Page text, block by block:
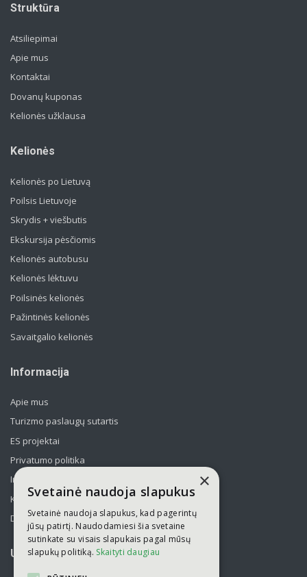
Struktūra
Atsiliepimai
Apie mus
Kontaktai
Dovanų kuponas
Kelionės užklausa
Kelionės
Kelionės po Lietuvą
Poilsis Lietuvoje
Skrydis + viešbutis
Ekskursija pėsčiomis
Kelionės autobusu
Kelionės lėktuvu
Poilsinės kelionės
Pažintinės kelionės
Savaitgalio kelionės
Informacija
Apie mus
Turizmo paslaugų sutartis
ES projektai
Privatumo politika
Informavimas apie asmens duomenų tvarkymą
Kelionės kolektyvams po Lietuvą
Draudimas
UAB „Kelionių laikas“
×
Svetainė naudoja slapukus
Svetainė naudoja slapukus, kad pagerintų
jūsų patirtį. Naudodamiesi šia svetaine
sutinkate su visais slapukais pagal mūsų
slapukų politiką. Skaityti daugiau